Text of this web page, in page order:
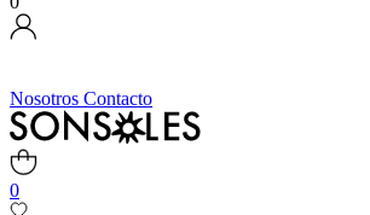
Nosotros Contacto
0